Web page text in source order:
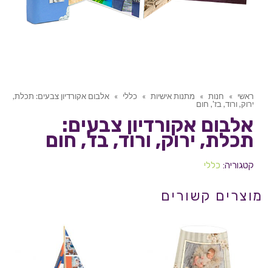
ראשי » חנות » מתנות אישיות » כללי » אלבום אקורדיון צבעים: תכלת,
ירוק, ורוד, בז', חום
אלבום אקורדיון צבעים:
תכלת, ירוק, ורוד, בז', חום
קטגוריה: כללי
מוצרים קשורים